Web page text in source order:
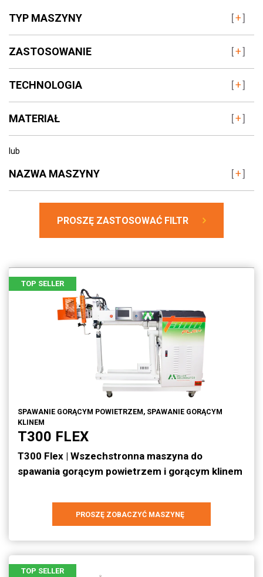
TYP MASZYNY
ZASTOSOWANIE
TECHNOLOGIA
MATERIAŁ
lub
NAZWA MASZYNY
PROSZĘ ZASTOSOWAĆ FILTR
TOP SELLER
SPAWANIE GORĄCYM POWIETRZEM, SPAWANIE GORĄCYM
KLINEM
T300 FLEX
T300 Flex | Wszechstronna maszyna do
spawania gorącym powietrzem i gorącym klinem
PROSZĘ ZOBACZYĆ MASZYNĘ
TOP SELLER